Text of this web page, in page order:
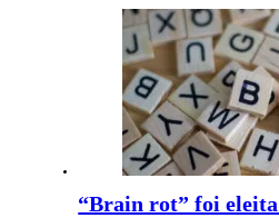
“Brain rot” foi